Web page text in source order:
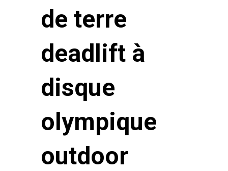
de terre
deadlift à
disque
olympique
outdoor